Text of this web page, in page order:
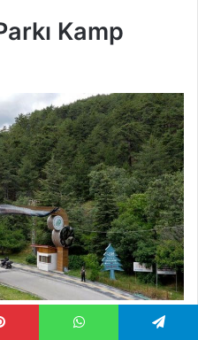
Kamp
8.sırasında